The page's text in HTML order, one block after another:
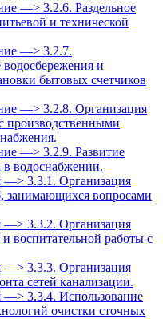
—> 3.2.6. Раздельное
и технической
—> 3.2.7.
и
бытовых счетчиков
—> 3.2.8. Организация
производственными
—> 3.2.9. Развитие
в водоснабжении.
—> 3.3.1. Организация
занимающихся вопросами
—> 3.3.2. Организация
и воспитательной работы с
—> 3.3.3. Организация
сетей канализации.
—> 3.3.4. Использование
очистки сточных